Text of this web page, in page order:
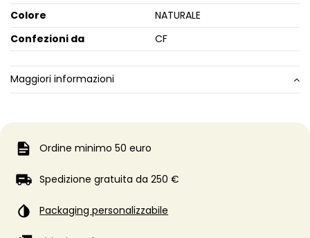
Colore
NATURALE
Confezioni da
CF
Maggiori informazioni
Ordine minimo 50 euro
Spedizione gratuita da 250 €
Packaging personalizzabile